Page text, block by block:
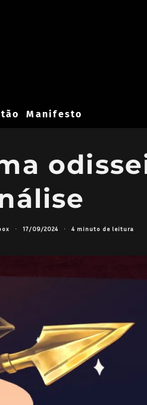
Manifesto
· 17/09/2024 · 4 minuto de leitura